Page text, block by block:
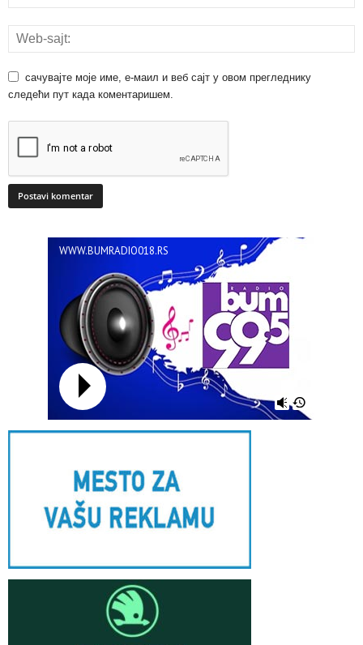
сачувајте моје име, е-маил и веб сајт у овом прегледнику
следећи пут када коментаришем.
WWW.BUMRADIO018.RS